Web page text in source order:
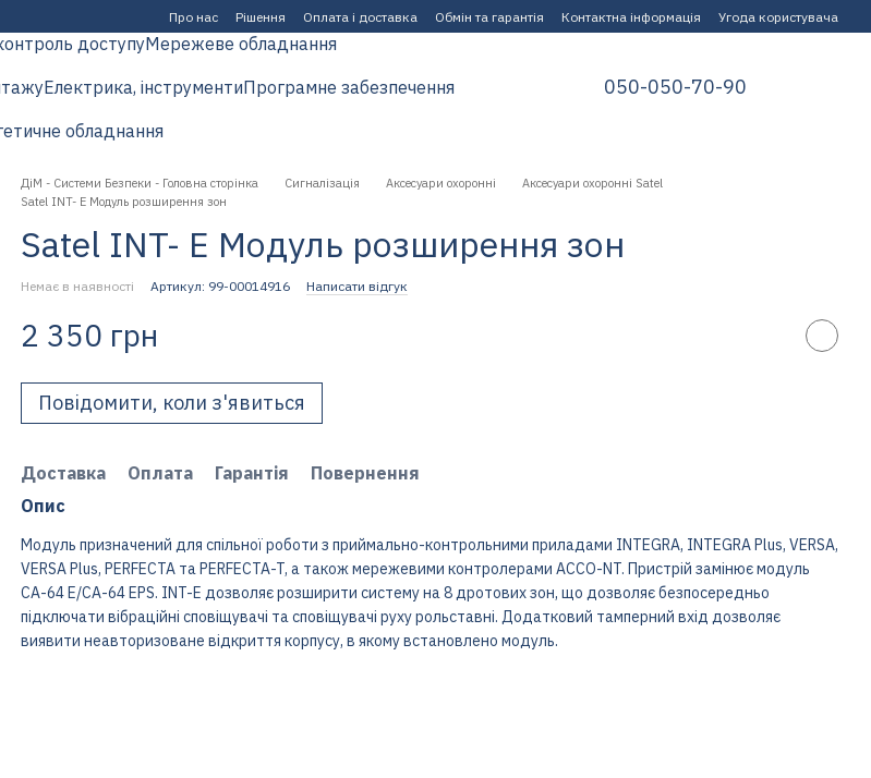
Про нас Рішення Оплата і доставка Обмін та гарантія Контактна інформація Угода користувача
доступуМережеве обладнання
Електрика, інструментиПрограмне забезпечення
обладнання
050-050-70-90
ДіМ - Системи Безпеки - Головна сторінка Сигналізація Аксесуари охоронні
Аксесуари охоронні Satel
Satel INT- Е Модуль розширення зон
Satel INT- Е Модуль розширення зон
Немає в наявності Артикул: 99-00014916 Написати відгук
2 350 грн
Повідомити, коли з'явиться
Доставка Оплата Гарантія
Повернення
Опис
Модуль призначений для спільної роботи з приймально-контрольними приладами INTEGRA, INTEGRA Plus, VERSA,
VERSA Plus, PERFECTA та PERFECTA-T, а також мережевими контролерами ACCO-NT. Пристрій замінює модуль
CA-64 E/CA-64 EPS. INT-E дозволяє розширити систему на 8 дротових зон, що дозволяє безпосередньо
підключати вібраційні сповіщувачі та сповіщувачі руху рольставні. Додатковий тамперний вхід дозволяє
виявити неавторизоване відкриття корпусу, в якому встановлено модуль.